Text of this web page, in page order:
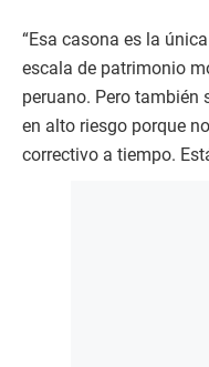
“Esa casona es la
escala de patrimonio
peruano. Pero también
en alto riesgo porque
correctivo a tiempo.